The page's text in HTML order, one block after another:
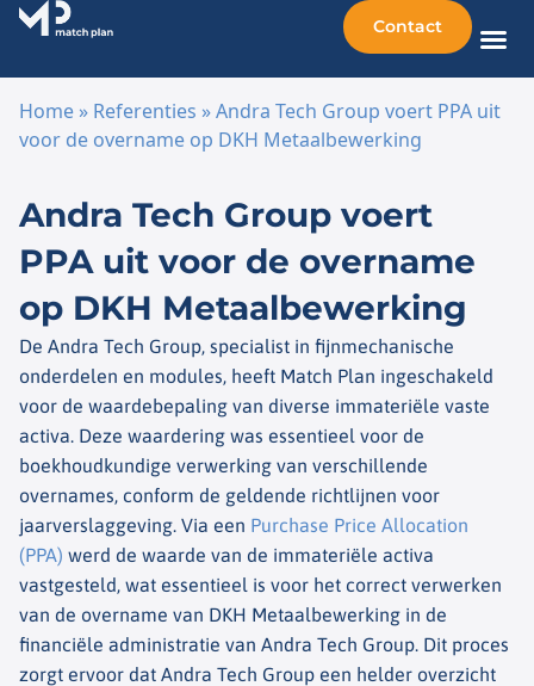
Contact
Home » Referenties »Andra Tech Group voert PPA uit
voor de overname op DKH Metaalbewerking
Andra Tech Group voert
PPA uit voor de overname
op DKH Metaalbewerking
De Andra Tech Group, specialist in fijnmechanische
onderdelen en modules, heeft Match Plan ingeschakeld
voor de waardebepaling van diverse immateriële vaste
activa. Deze waardering was essentieel voor de
boekhoudkundige verwerking van verschillende
overnames, conform de geldende richtlijnen voor
jaarverslaggeving. Via een Purchase Price Allocation
(PPA) werd de waarde van de immateriële activa
vastgesteld, wat essentieel is voor het correct verwerken
van de overname van DKH Metaalbewerking in de
financiële administratie van Andra Tech Group. Dit proces
zorgt ervoor dat Andra Tech Group een helder overzicht